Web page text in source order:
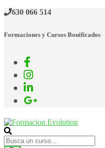
630 066 514
Formaciones y Cursos Bonificados
Formacion Evolution
Cursos de formación continua